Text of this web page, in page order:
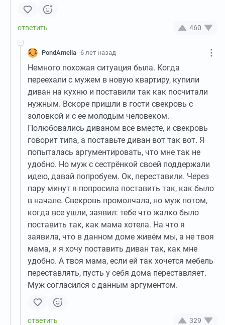
460
PondAmelia 6 лет назад
Немного похожая ситуация была. Когда
переехали с мужем в новую квартиру, купили
диван на кухню и поставили так как посчитали
нужным. Вскоре пришли в гости свекровь с
золовкой и с ее молодым человеком.
Полюбовались диваном все вместе, и свекровь
говорит типа, а поставьте диван вот так вот. Я
попыталась аргументировать, что мне так не
удобно. Но муж с сестрёнкой своей поддержали
идею, давай попробуем. Ок, переставили. Через
пару минут я попросила поставить так, как было
в начале. Свекровь промолчала, но муж потом,
когда все ушли, заявил: тебе что жалко было
поставить так, как мама хотела. На что я
заявила, что в данном доме живём мы, а не твоя
мама, и я хочу поставить диван так, как мне
удобно. А твоя мама, если ей так хочется мебель
переставлять, пусть у себя дома переставляет.
Муж согласился с данным аргументом.
329